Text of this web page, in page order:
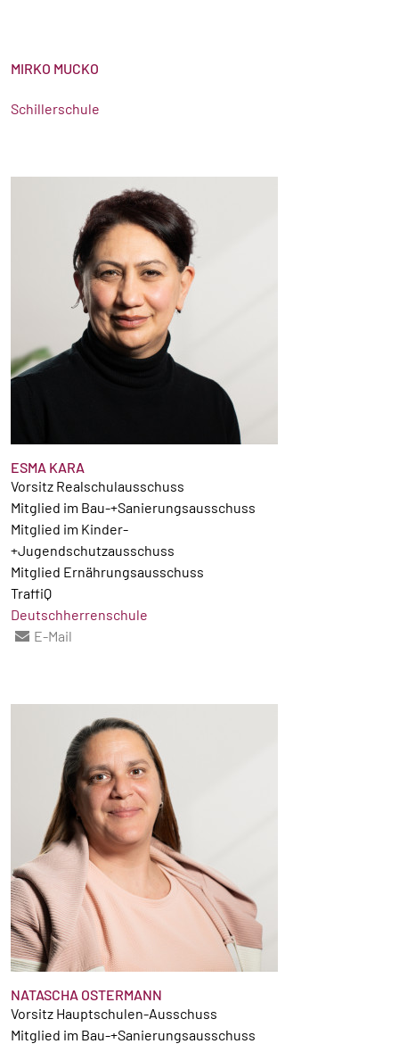
MIRKO MUCKO
Schillerschule
ESMA KARA
Vorsitz Realschulausschuss
Mitglied im Bau-+Sanierungsausschuss
Mitglied im Kinder-
+Jugendschutzausschuss
Mitglied Ernährungsausschuss
TraffiQ
Deutschherrenschule
E-Mail
NATASCHA OSTERMANN
Vorsitz Hauptschulen-Ausschuss
Mitglied im Bau-+Sanierungsausschuss